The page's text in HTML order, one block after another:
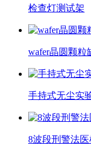
检查灯测试架
wafer晶圆颗粒
手持式无尘实
8波段刑警法